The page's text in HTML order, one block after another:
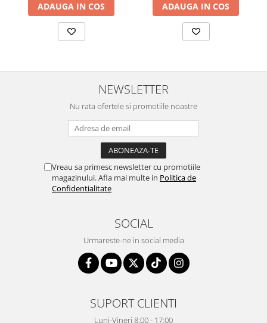
ADAUGA IN COS ADAUGA IN COS
NEWSLETTER
Nu rata ofertele si promotiile noastre
Vreau sa primesc newsletter cu promotiile
magazinului. Afla mai multe in Politica de
Confidentialitate
SOCIAL
Urmareste-ne in social media
SUPORT CLIENTI
Luni-Vineri 8:00 - 17:00